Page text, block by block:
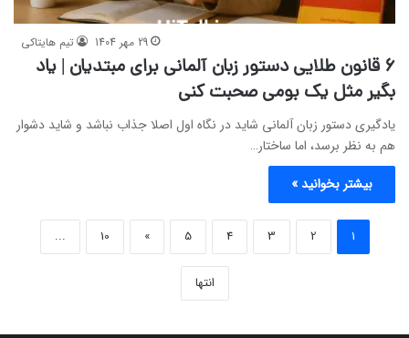
تیم هایتاکی 29 مهر 1404
۶ قانون طلایی دستور زبان آلمانی برای مبتدیان | یاد
بگیر مثل یک بومی صحبت کنی
یادگیری دستور زبان آلمانی شاید در نگاه اول اصلا جذاب نباشد و شاید دشوار
هم به نظر برسد، اما ساختار…
بیشتر بخوانید »
1
2
3
4
5
»
10
...
انتها